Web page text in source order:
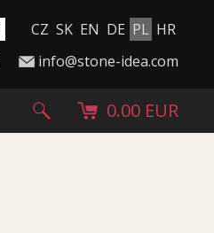
CZ SK EN DE PL HR
info@stone-idea.com
0.00 EUR